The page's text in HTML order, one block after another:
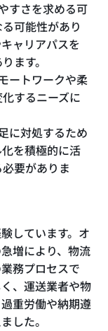
すさを求める可
可能性があり
ャリアパスを
ます。
ートワークや柔
するニーズに
に対処するため
を積極的に活
要がありま
しています。オ
増により、物流
務プロセスで
、運送業者や物
重労働や納期遵
した。